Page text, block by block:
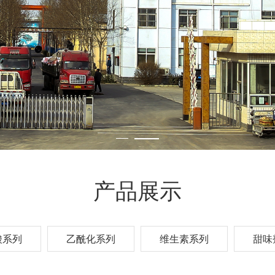
产品展示
列 乙酰化系列 维生素系列 甜